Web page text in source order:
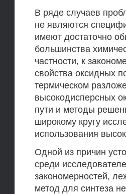
В ряде случаев
не являются
имеют достаточно
большинства
частности, к
свойства оксидных
термическом
высокодисперсных
пути и методы
широкому кругу
использования
Одной из причин
среди
закономерностей,
метод для синтеза